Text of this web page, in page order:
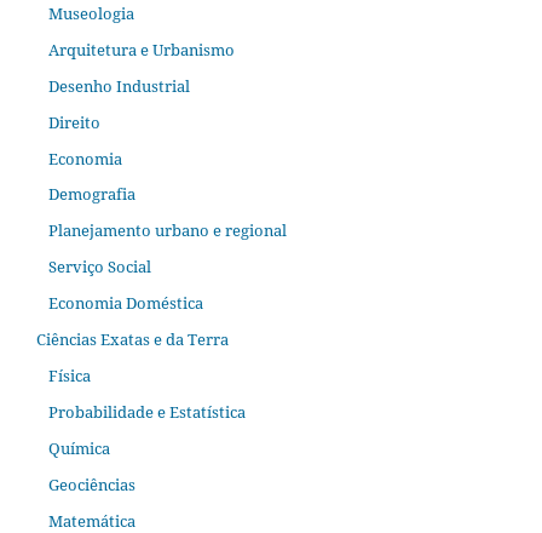
Museologia
Arquitetura e Urbanismo
Desenho Industrial
Direito
Economia
Demografia
Planejamento urbano e regional
Serviço Social
Economia Doméstica
Ciências Exatas e da Terra
Física
Probabilidade e Estatística
Química
Geociências
Matemática